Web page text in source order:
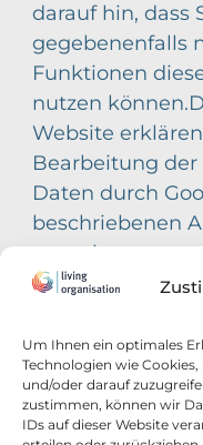
Um Ihnen ein optimales
Technologien wie
und/oder darauf
zustimmen, können wir
IDs auf dieser Website
darauf hin, dass
gegebenenfalls
Funktionen
nutzen
Website
Bearbeitung der
Daten durch
beschriebenen
zuvor
© 2025 All rights Reserved.